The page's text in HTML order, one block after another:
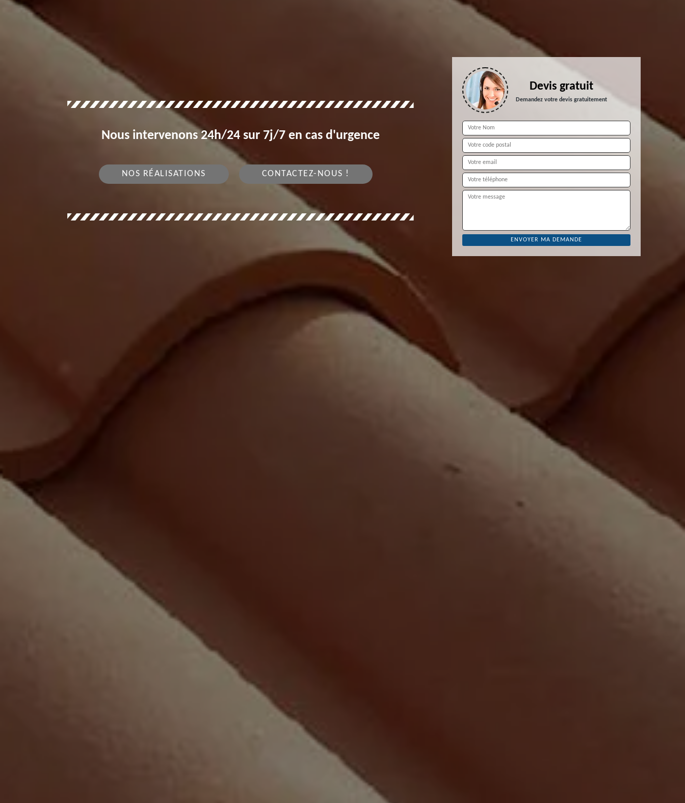
Nous intervenons 24h/24 sur 7j/7 en cas d'urgence
NOS RÉALISATIONS CONTACTEZ-NOUS !
Devis gratuit
Demandez votre devis gratuitement